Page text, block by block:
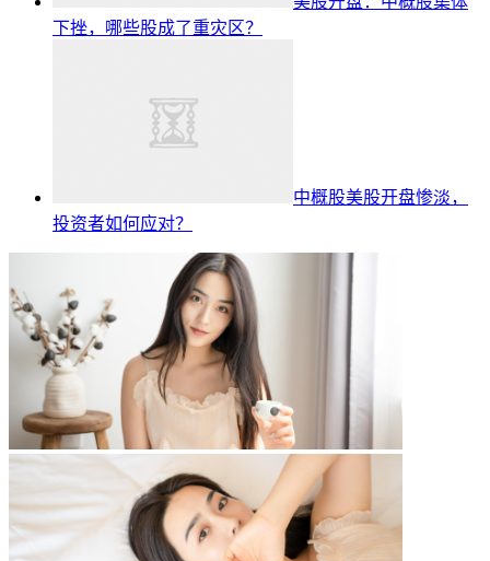
下挫，哪些股成了重灾区？
中概股美股开盘惨淡，
投资者如何应对？